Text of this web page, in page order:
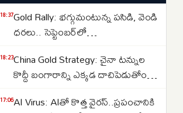
18:37Gold Rally: భగ్గుమంటున్న పసిడి, వెండి
ధరలు.. సెప్టెంబర్‌లో
18:23China Gold Strategy: చైనా టన్నుల
కొద్దీ బంగారాన్ని ఎక్కడ దాచిపెడుతోందో
వెనుక అసలు కథ ఇదే..
17:06AI Virus: AIతో కొత్త వైరస్‌..ప్రపంచానికి